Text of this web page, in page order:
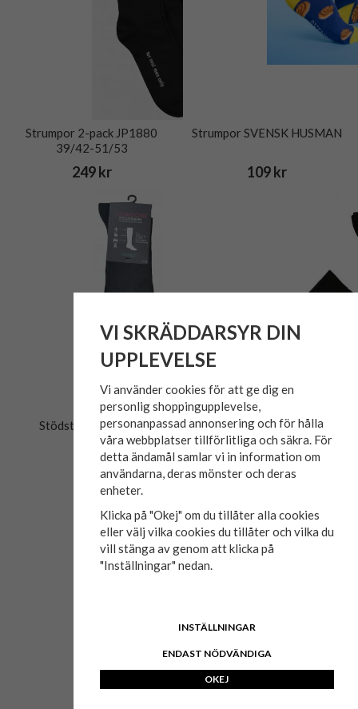
Strumpor 2-pack JP1880
39/42-51/53
249 kr
Strumpor SVENSK HUSMAN
109 kr
Stödstrumpa bambu
99 kr
Stödstrumpa Berga
99 kr
VI SKRÄDDARSYR DIN
UPPLEVELSE
Vi använder cookies för att ge dig en
personlig shoppingupplevelse,
personanpassad annonsering och för hålla
våra webbplatser tillförlitliga och säkra. För
detta ändamål samlar vi in information om
användarna, deras mönster och deras
enheter.
Klicka på "Okej" om du tillåter alla cookies
eller välj vilka cookies du tillåter och vilka du
vill stänga av genom att klicka på
"Inställningar" nedan.
INSTÄLLNINGAR
ENDAST NÖDVÄNDIGA
OKEJ